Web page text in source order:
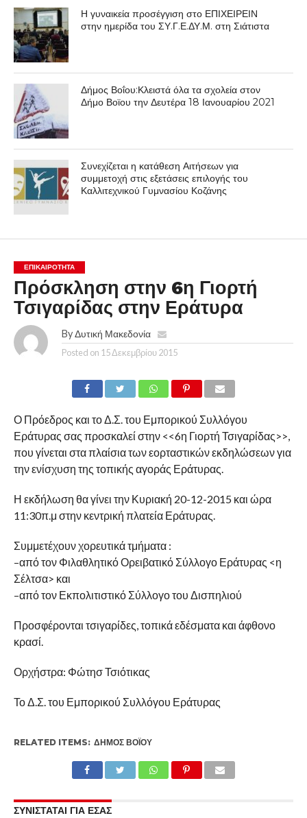
Η γυναικεία προσέγγιση στο ΕΠΙΧΕΙΡΕΙΝ
στην ημερίδα του ΣΥ.Γ.Ε.ΔΥ.Μ. στη Σιάτιστα
Δήμος Βοΐου:Κλειστά όλα τα σχολεία στον
Δήμο Βοϊου την Δευτέρα 18 Ιανουαρίου 2021
Συνεχίζεται η κατάθεση Αιτήσεων για
συμμετοχή στις εξετάσεις επιλογής του
Καλλιτεχνικού Γυμνασίου Κοζάνης
ΕΠΙΚΑΙΡΟΤΗΤΑ
Πρόσκληση στην 6η Γιορτή
Τσιγαρίδας στην Εράτυρα
By Δυτική Μακεδονία
Posted on 15 Δεκεμβρίου 2015
Ο Πρόεδρος και το Δ.Σ. του Εμπορικού Συλλόγου
Εράτυρας σας προσκαλεί στην <<6η Γιορτή Τσιγαρίδας>>,
που γίνεται στα πλαίσια των εορταστικών εκδηλώσεων για
την ενίσχυση της τοπικής αγοράς Εράτυρας.
Η εκδήλωση θα γίνει την Κυριακή 20-12-2015 και ώρα
11:30π.μ στην κεντρική πλατεία Εράτυρας.
Συμμετέχουν χορευτικά τμήματα :
–από τον Φιλαθλητικό Ορειβατικό Σύλλογο Εράτυρας <η
Σέλτσα> και
–από τον Εκπολιτιστικό Σύλλογο του Δισπηλιού
Προσφέρονται τσιγαρίδες, τοπικά εδέσματα και άφθονο
κρασί.
Ορχήστρα: Φώτησ Τσιότικας
Το Δ.Σ. του Εμπορικού Συλλόγου Εράτυρας
RELATED ITEMS: ΔΉΜΟΣ ΒΟΪ́ΟΥ
ΣΥΝΙΣΤΑΤΑΙ ΓΙΑ ΕΣΑΣ